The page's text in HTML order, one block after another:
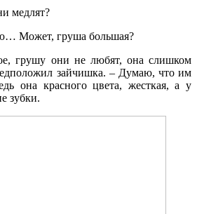
медлят?
Может, груша большая?
грушу они не любят, она слишком
зайчишка. – Думаю, что им
она красного цвета, жесткая, а у
зубки.